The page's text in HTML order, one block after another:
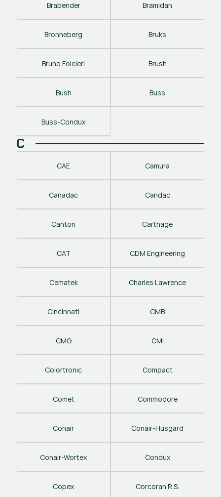
Brabender Bramidan
Bronneberg Bruks
Bruno Folcieri Brush
Bush Buss
Buss-Condux
C
CAE Camura
Canadac Candac
Canton Carthage
CAT CDM Engineering
Cematek Charles Lawrence
Cincinnati CMB
CMG CMI
Colortronic Compact
Comet Commodore
Conair Conair-Husgard
Conair-Wortex Condux
Copex Corcoran R.S.